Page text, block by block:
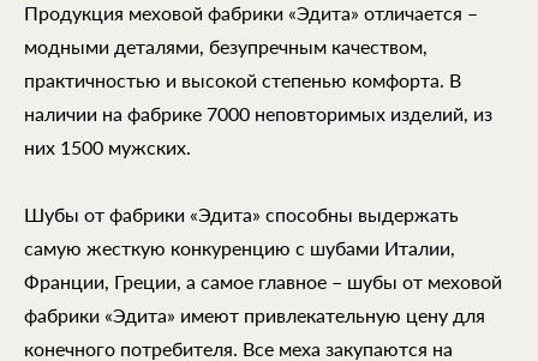
Продукция меховой фабрики «Эдита» отличается –
модными деталями, безупречным качеством,
практичностью и высокой степенью комфорта. В
наличии на фабрике 7000 неповторимых изделий, из
них 1500 мужских.
Шубы от фабрики «Эдита» способны выдержать
самую жесткую конкуренцию с шубами Италии,
Франции, Греции, а самое главное – шубы от меховой
фабрики «Эдита» имеют привлекательную цену для
конечного потребителя. Все меха закупаются на